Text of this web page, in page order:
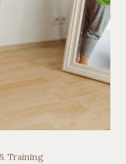
Training